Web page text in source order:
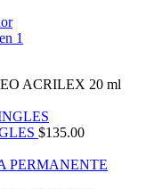
ACRILEX 20 ml
$135.00